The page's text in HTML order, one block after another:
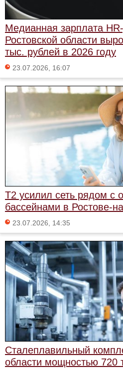
Медианная зарплата
Ростовской области
тыс. рублей в 2026 году
23.07.2026, 16:07
T2 усилил сеть рядом с
бассейнами в Ростове-
23.07.2026, 14:35
Сталеплавильный
области мощностью 720